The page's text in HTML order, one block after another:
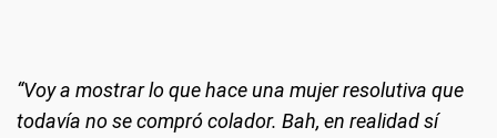
“Voy a mostrar lo que hace una mujer resolutiva que
todavía no se compró colador. Bah, en realidad sí